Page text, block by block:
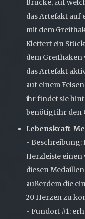
Brücke, auf
das Artefakt auf
mit dem
Klettert ein
dem Greifhaken
das Artefakt
auf einem
ihr findet sie
benötigt ihr den
Lebenskraft-
- Beschreibung:
Herzleiste einen
diesen
außerdem die
20 Herzen zu
- Fundort #1: